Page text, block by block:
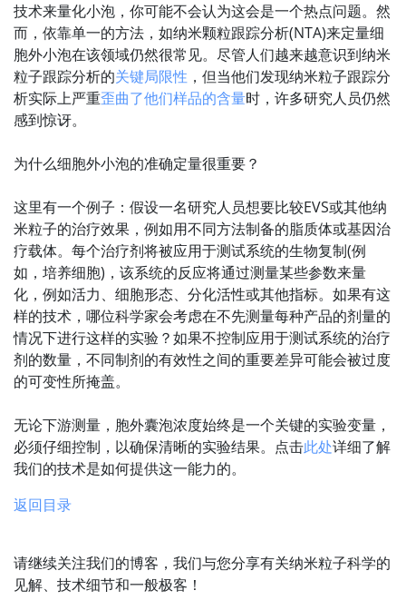
技术来量化小泡，你可能不会认为这会是一个热点问题。然
而，依靠单一的方法，如纳米颗粒跟踪分析(NTA)来定量细
胞外小泡在该领域仍然很常见。尽管人们越来越意识到纳米
粒子跟踪分析的关键局限性 ，但当他们发现纳米粒子跟踪分
析实际上严重歪曲了他们样品的含量时，许多研究人员仍然
感到惊讶。
为什么细胞外小泡的准确定量很重要？
这里有一个例子：假设一名研究人员想要比较EVS或其他纳
米粒子的治疗效果，例如用不同方法制备的脂质体或基因治
疗载体。每个治疗剂将被应用于测试系统的生物复制(例
如，培养细胞)，该系统的反应将通过测量某些参数来量
化，例如活力、细胞形态、分化活性或其他指标。如果有这
样的技术，哪位科学家会考虑在不先测量每种产品的剂量的
情况下进行这样的实验？如果不控制应用于测试系统的治疗
剂的数量，不同制剂的有效性之间的重要差异可能会被过度
的可变性所掩盖。
无论下游测量，胞外囊泡浓度始终是一个关键的实验变量，
必须仔细控制，以确保清晰的实验结果。点击此处详细了解
我们的技术是如何提供这一能力的。
返回目录
请继续关注我们的博客，我们与您分享有关纳米粒子科学的
见解、技术细节和一般极客！